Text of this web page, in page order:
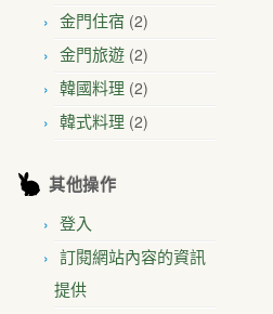
金門住宿 (2)
金門旅遊 (2)
韓國料理 (2)
韓式料理 (2)
其他操作
登入
訂閱網站內容的資訊
提供